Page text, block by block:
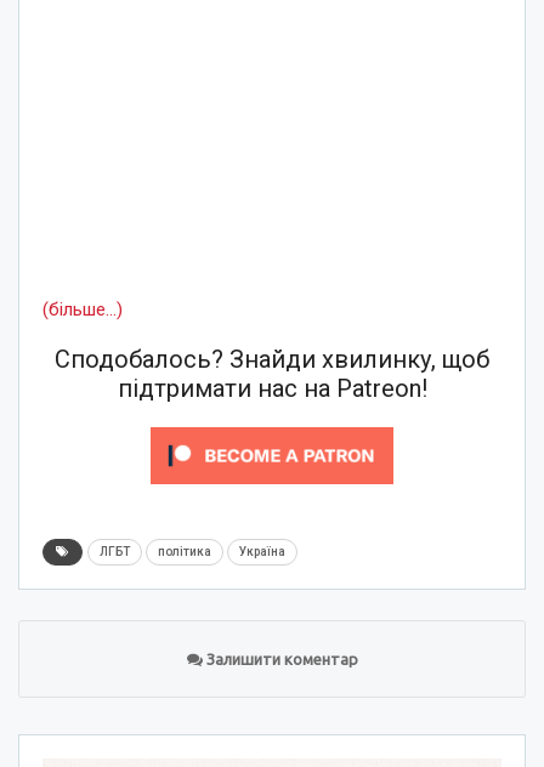
(більше…)
Сподобалось? Знайди хвилинку, щоб
підтримати нас на Patreon!
ЛГБТ політика Україна
Залишити коментар